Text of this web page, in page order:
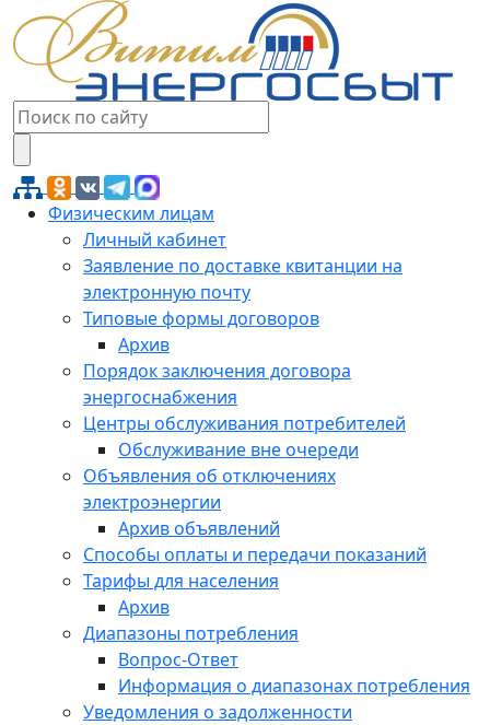
Физическим лицам
Личный кабинет
Заявление по доставке квитанции на
электронную почту
Типовые формы договоров
Архив
Порядок заключения договора
энергоснабжения
Центры обслуживания потребителей
Обслуживание вне очереди
Объявления об отключениях
электроэнергии
Архив объявлений
Способы оплаты и передачи показаний
Тарифы для населения
Архив
Диапазоны потребления
Вопрос-Ответ
Информация о диапазонах потребления
Уведомления о задолженности